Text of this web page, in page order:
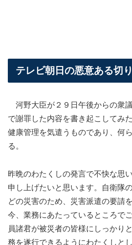
テレビ朝日の悪意ある切
河野大臣が２９日午後からの衆
で謝罪した内容を書き起こしてみ
健康管理を気遣うものであり、何
る。
昨晩のわたくしの発言で不快な思
申し上げたいと思います。自衛隊
どの災害のため、災害派遣の要請
今、業務にあたっているところで
員諸君が被災者の皆様にしっかり
務を遂行できるようにわたくしと